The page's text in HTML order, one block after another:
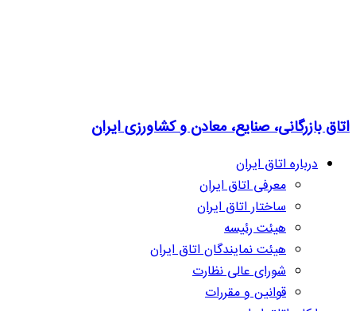
اتاق بازرگانی، صنایع، معادن و کشاورزی ایران
درباره اتاق ایران
معرفی اتاق ایران
ساختار اتاق ایران
هیئت رئیسه
هیئت نمایندگان اتاق ایران
شورای عالی نظارت
قوانین و مقررات